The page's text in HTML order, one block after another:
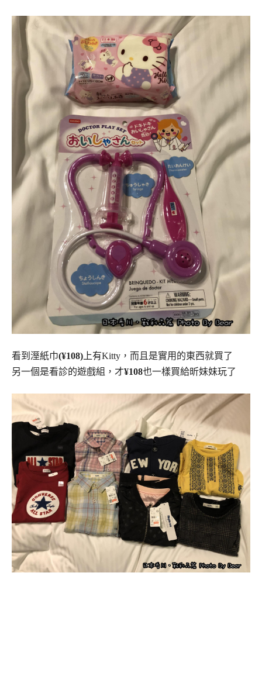
看到溼紙巾(¥108) 上有Kitty，而且是實用的東西就買了
另一個是看診的遊戲組，才¥108也一樣買給昕妹妹玩了